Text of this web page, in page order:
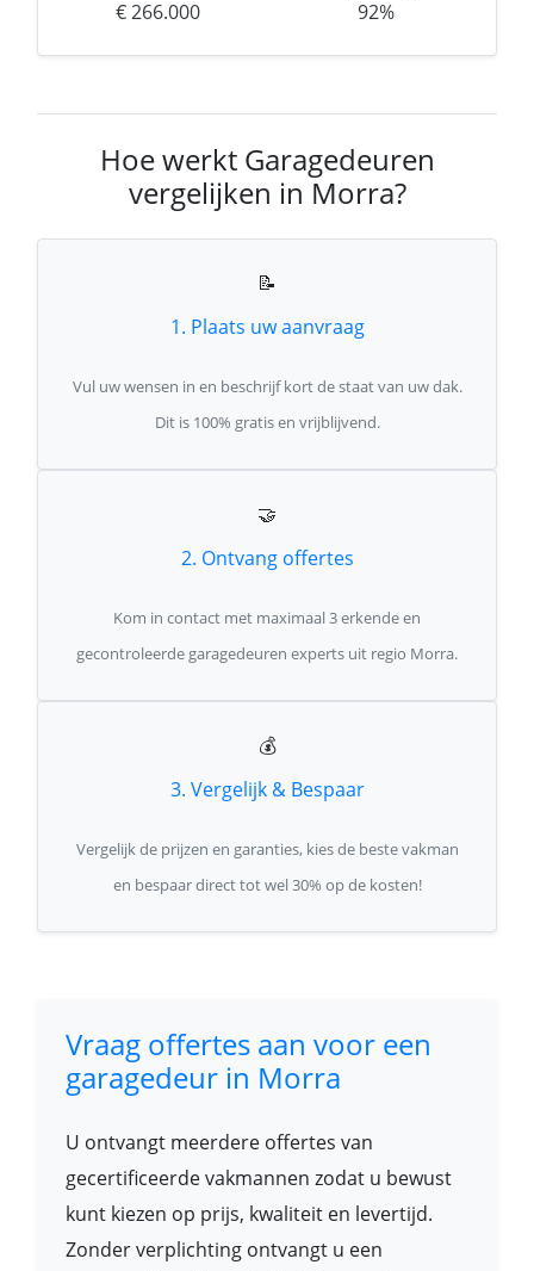
€ 266.000 92%
Hoe werkt Garagedeuren
vergelijken in Morra?
📝
1. Plaats uw aanvraag
Vul uw wensen in en beschrijf kort de staat van uw dak.
Dit is 100% gratis en vrijblijvend.
🤝
2. Ontvang offertes
Kom in contact met maximaal 3 erkende en
gecontroleerde garagedeuren experts uit regio Morra.
💰
3. Vergelijk & Bespaar
Vergelijk de prijzen en garanties, kies de beste vakman
en bespaar direct tot wel 30% op de kosten!
Vraag offertes aan voor een
garagedeur in Morra
U ontvangt meerdere offertes van
gecertificeerde vakmannen zodat u bewust
kunt kiezen op prijs, kwaliteit en levertijd.
Zonder verplichting ontvangt u een